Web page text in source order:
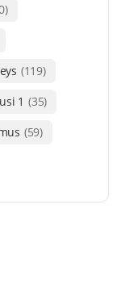
(119)
1 (35)
(59)